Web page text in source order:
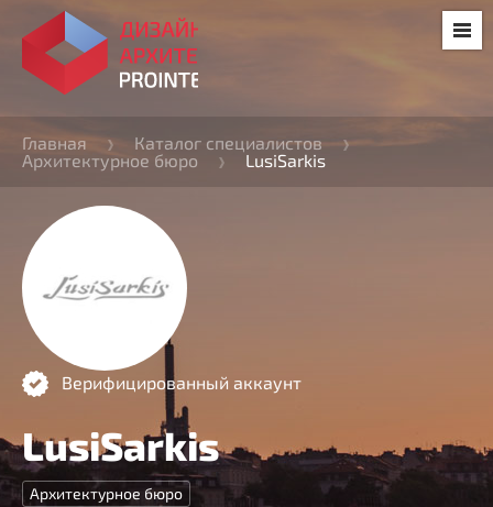
Главная
Каталог специалистов
Архитектурное бюро
LusiSarkis
Верифицированный аккаунт
LusiSarkis
Архитектурное бюро